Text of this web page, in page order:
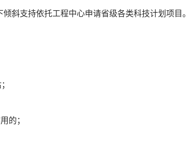
斜支持依托工程中心申请省级各类科技计划项目。
的；